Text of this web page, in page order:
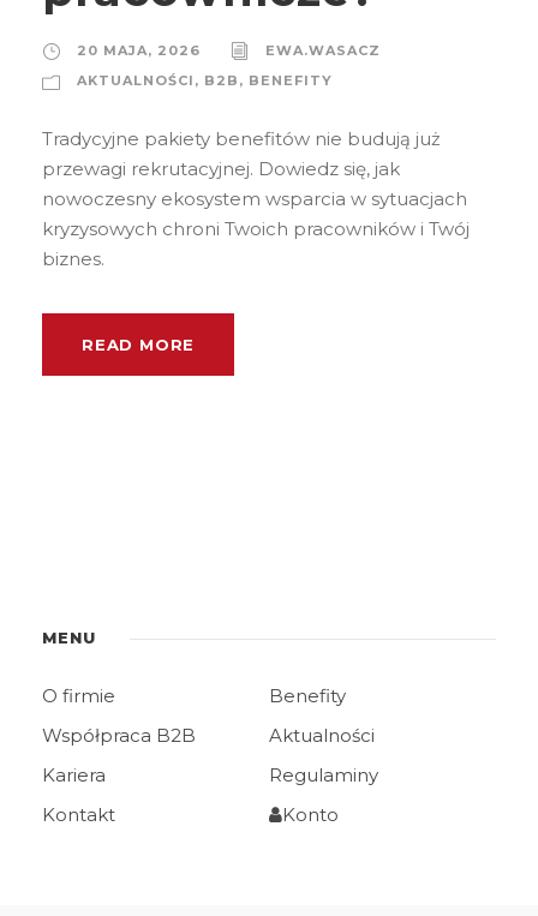
20 MAJA, 2026
EWA.WASACZ
AKTUALNOŚCI , B2B , BENEFITY
Tradycyjne pakiety benefitów nie budują już
przewagi rekrutacyjnej. Dowiedz się, jak
nowoczesny ekosystem wsparcia w sytuacjach
kryzysowych chroni Twoich pracowników i Twój
biznes.
READ MORE
MENU
O firmie
Benefity
Współpraca B2B
Aktualności
Kariera
Regulaminy
Kontakt
Konto